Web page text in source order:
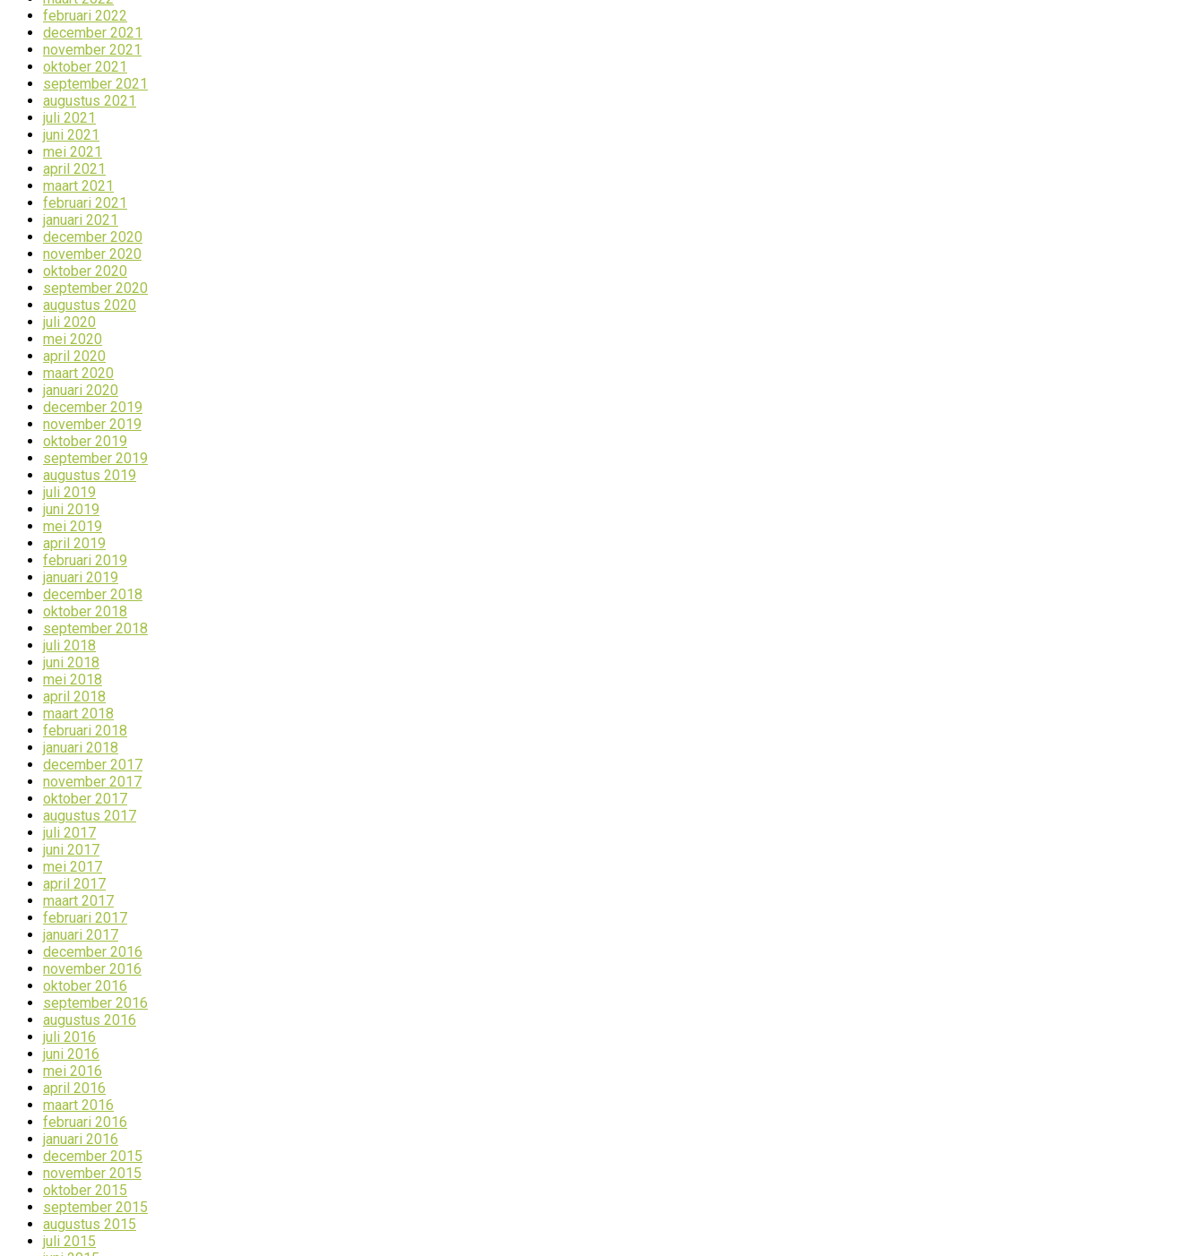
februari 2022
december 2021
november 2021
oktober 2021
september 2021
augustus 2021
juli 2021
juni 2021
mei 2021
april 2021
maart 2021
februari 2021
januari 2021
december 2020
november 2020
oktober 2020
september 2020
augustus 2020
juli 2020
mei 2020
april 2020
maart 2020
januari 2020
december 2019
november 2019
oktober 2019
september 2019
augustus 2019
juli 2019
juni 2019
mei 2019
april 2019
februari 2019
januari 2019
december 2018
oktober 2018
september 2018
juli 2018
juni 2018
mei 2018
april 2018
maart 2018
februari 2018
januari 2018
december 2017
november 2017
oktober 2017
augustus 2017
juli 2017
juni 2017
mei 2017
april 2017
maart 2017
februari 2017
januari 2017
december 2016
november 2016
oktober 2016
september 2016
augustus 2016
juli 2016
juni 2016
mei 2016
april 2016
maart 2016
februari 2016
januari 2016
december 2015
november 2015
oktober 2015
september 2015
augustus 2015
juli 2015